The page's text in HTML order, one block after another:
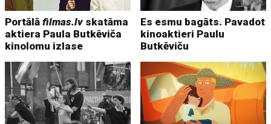
Portālāfilmas.lv skatāma
aktiera Paula Butkēviča
kinolomu izlase
Es esmu bagāts. Pavadot
kinoaktieri Paulu
Butkēviču